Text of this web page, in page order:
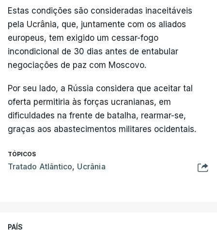
Estas condições são consideradas inaceitáveis
pela Ucrânia, que, juntamente com os aliados
europeus, tem exigido um cessar-fogo
incondicional de 30 dias antes de entabular
negociações de paz com Moscovo.
Por seu lado, a Rússia considera que aceitar tal
oferta permitiria às forças ucranianas, em
dificuldades na frente de batalha, rearmar-se,
graças aos abastecimentos militares ocidentais.
TÓPICOS
Tratado Atlântico, Ucrânia
PAÍS